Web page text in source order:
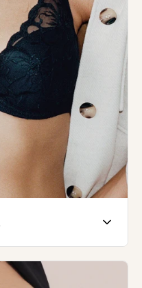
er ekstra
bedre støtte til
god til kvinder
til dig, som,
have den
din bh.
som
brystpartiet ud
optiske
på plads,
helt ind.